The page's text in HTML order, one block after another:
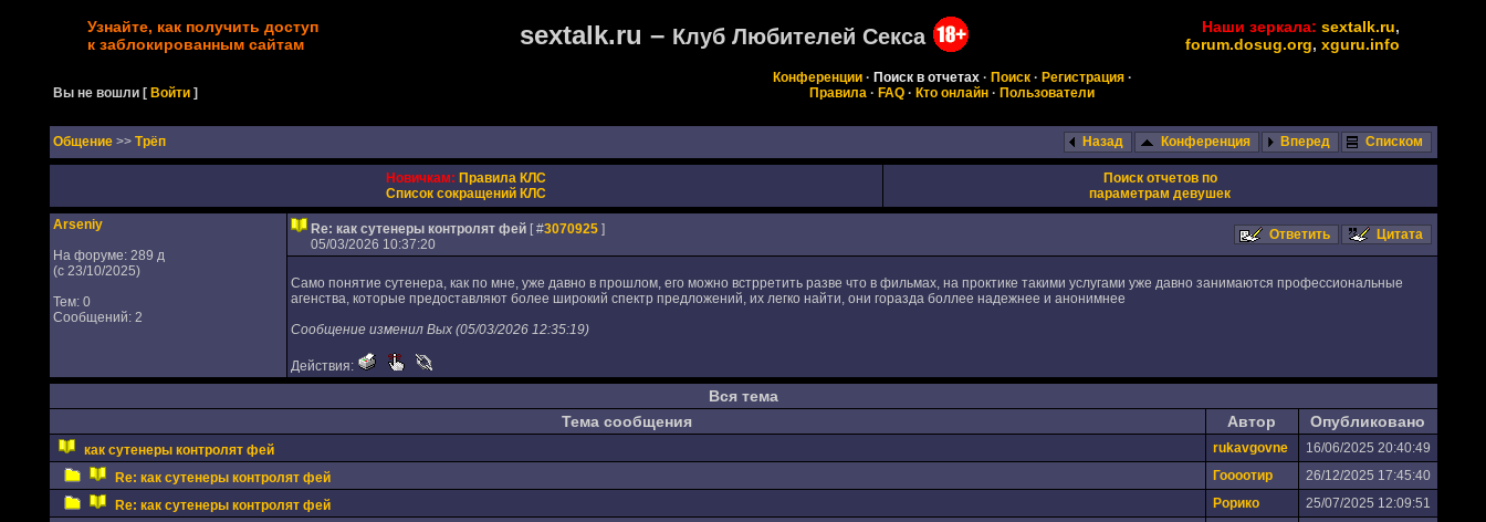
Узнайте, как получить доступ
к заблокированным сайтам
sextalk.ru – Клуб Любителей Секса Наши зеркала: sextalk.ru,
forum.dosug.org, xguru.info
Вы не вошли [Войти ]
Конференции· Поиск в отчетах· Поиск· Регистрация·
Правила · FAQ · Кто онлайн · Пользователи
Oбщение >> Трёп Назад Конференция Вперед Списком
Новичкам: Правила КЛС
Список сокращений КЛС
Поиск отчетов по
параметрам девушек
Arseniy
На форуме: 289 д
(с 23/10/2025)
Тем: 0
Сообщений: 2
Re: как сутенеры контролят фей [ #3070925]
05/03/2026 10:37:20
Ответить Цитата
Само понятие сутенера, как по мне, уже давно в прошлом, его можно встрретить разве что в фильмах, на проктике такими услугами уже давно занимаются профессиональные
агенства, которые предоставляют более широкий спектр предложений, их легко найти, они горазда боллее надежнее и анонимнее
Сообщение изменил Вых (05/03/2026 12:35:19)
Действия:
Вся тема
Тема сообщения
Автор Опубликовано
как сутенеры контролят фей rukavgovne
16/06/2025 20:40:49
Re: как сутенеры контролят фей
Гоооотир
26/12/2025 17:45:40
Re: как сутенеры контролят фей
Рорико
25/07/2025 12:09:51